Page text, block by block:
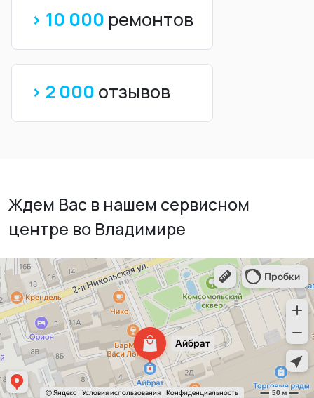
> 10 000 ремонтов
> 2 000 отзывов
Ждем Вас в нашем сервисном
центре во Владимире